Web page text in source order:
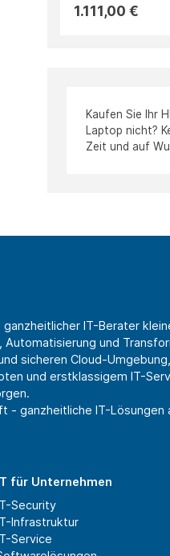
1.111,00 €
Kaufen Sie Ihr
Laptop nicht?
Zeit und auf
IT-Berater
und
sicheren Cloud-
und erstklassigem IT-
- ganzheitliche IT-Lösungen
für Unternehmen
Security
Infrastruktur
Service